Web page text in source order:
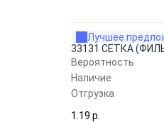
Лучшее
33131 СЕТКА
Вероятность
Наличие
Отгрузка
1.19 p.